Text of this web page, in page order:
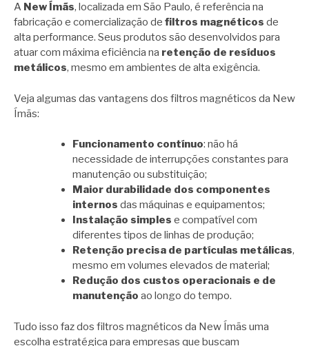
A New Ímãs, localizada em São Paulo, é referência na
fabricação e comercialização de filtros magnéticos de
alta performance. Seus produtos são desenvolvidos para
atuar com máxima eficiência na retenção de resíduos
metálicos, mesmo em ambientes de alta exigência.
Veja algumas das vantagens dos filtros magnéticos da New
Ímãs:
Funcionamento contínuo: não há
necessidade de interrupções constantes para
manutenção ou substituição;
Maior durabilidade dos componentes
internos das máquinas e equipamentos;
Instalação simples e compatível com
diferentes tipos de linhas de produção;
Retenção precisa de partículas metálicas,
mesmo em volumes elevados de material;
Redução dos custos operacionais e de
manutenção ao longo do tempo.
Tudo isso faz dos filtros magnéticos da New Ímãs uma
escolha estratégica para empresas que buscam